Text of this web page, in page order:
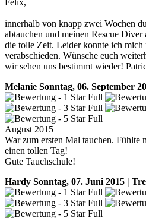
innerhalb von knapp zwei Wochen
abtauchen und meinen Rescue
die tolle Zeit. Leider konnte ich mich
verabschieden. Wünsche euch
wir sehen uns bestimmt wieder!
Melanie Sonntag, 06. September
August 2015
War zum ersten Mal tauchen. Fühlte
einen tollen Tag!
Gute Tauchschule!
Hardy Sonntag, 07. Juni 2015 |